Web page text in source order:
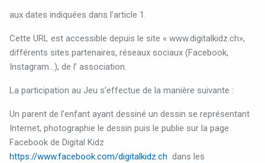
aux dates indiquées dans l’article 1.
Cette URL est accessible depuis le site « www.digitalkidz.ch»,
différents sites partenaires, réseaux sociaux (Facebook,
Instagram…), de l’ association.
La participation au Jeu s’effectue de la manière suivante :
Un parent de l’enfant ayant dessiné un dessin se représentant
Internet, photographie le dessin puis le publie sur la page
Facebook de Digital Kidz
https://www.facebook.com/digitalkidz.ch dans les